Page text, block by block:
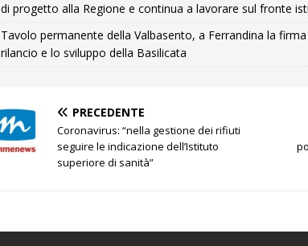
di progetto alla Regione e continua a lavorare sul fronte
Tavolo permanente della Valbasento, a Ferrandina la
rilancio e lo sviluppo della Basilicata
PRECEDENTE
Coronavirus: “nella gestione dei rifiuti
seguire le indicazione dell’Istituto
superiore di sanità”